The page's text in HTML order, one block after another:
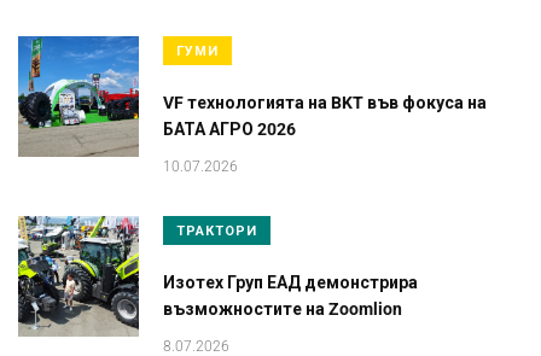
ГУМИ
VF технологията на BKT във фокуса на
БАТА АГРО 2026
10.07.2026
ТРАКТОРИ
Изотех Груп ЕАД демонстрира
възможностите на Zoomlion
8.07.2026